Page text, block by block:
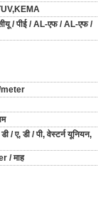
/ पीई / AL-एफ / AL-एफ /
meter
/ ए, डी / पी, वेस्टर्न यूनियन,
/ माह